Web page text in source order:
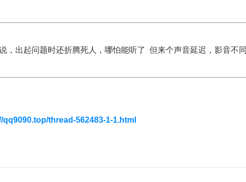
，出起问题时还折腾死人，哪怕能听了 但来个声音延迟，影音不同
qq9090.top/thread-562483-1-1.html